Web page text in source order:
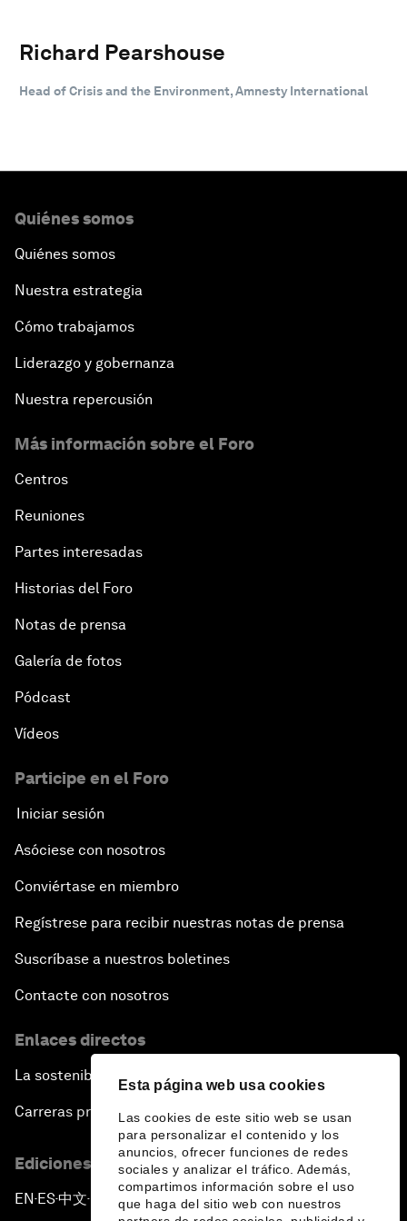
Esta página web usa cookies
Las cookies de este sitio web se usan
para personalizar el contenido y los
anuncios, ofrecer funciones de redes
sociales y analizar el tráfico. Además,
compartimos información sobre el uso
que haga del sitio web con nuestros
Richard Pearshouse
Head of Crisis and the Environment, Amnesty International
Quiénes somos
Quiénes somos
Nuestra estrategia
Cómo trabajamos
Liderazgo y gobernanza
Nuestra repercusión
Más información sobre el Foro
Centros
Reuniones
Partes interesadas
Historias del Foro
Notas de prensa
Galería de fotos
Pódcast
Vídeos
Participe en el Foro
Iniciar sesión
Asóciese con nosotros
Conviértase en miembro
Regístrese para recibir nuestras notas de prensa
Suscríbase a nuestros boletines
Contacte con nosotros
Enlaces directos
La sostenibilidad en el Foro
Carreras profesionales
Ediciones en otros idiomas
EN ▪ES▪中文▪ 日本語